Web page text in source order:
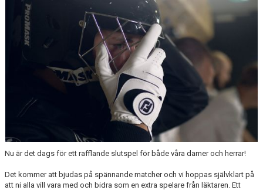
POLICYS
NYHETER
KALENDER UNGDOM
TRUPPEN DAM
Nu är det dags för ett rafflande slutspel för både våra damer och herrar!
Det kommer att bjudas på spännande matcher och vi hoppas självklart på
att ni alla vill vara med och bidra som en extra spelare från läktaren. Ett